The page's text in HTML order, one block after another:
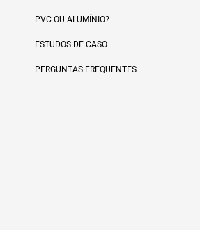
PVC OU ALUMÍNIO?
ESTUDOS DE CASO
PERGUNTAS FREQUENTES